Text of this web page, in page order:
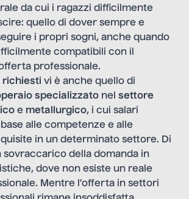
da cui i ragazzi difficilmente
quello di dover sempre e
i propri sogni, anche quando
compatibili con il
professionale.
richiesti vi è anche quello di
specializzato nel settore
e metallurgico, i cui salari
alle competenze e alle
in un determinato settore. Di
sovraccarico della domanda in
dove non esiste un reale
Mentre l’offerta in settori